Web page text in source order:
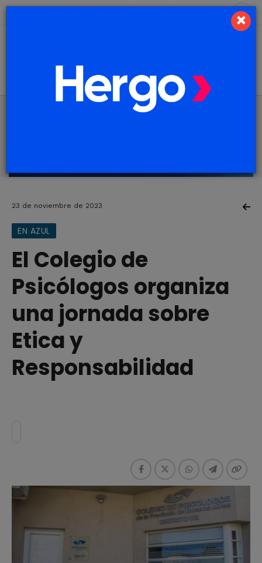
23 de noviembre de 2023
EN AZUL
El Colegio de
Psicólogos organiza
una jornada sobre
Etica y
Responsabilidad
×